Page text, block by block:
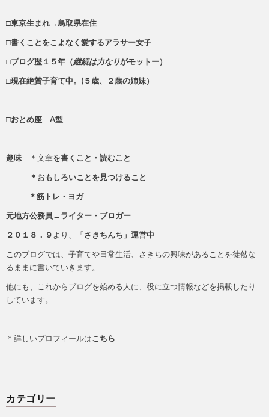
□東京生まれ→鳥取県在住
□書くことをこよなく愛するアラサー女子
□ブログ歴１５年（継続は力なりがモットー）
□現在絶賛子育て中。(５歳、２歳の姉妹）
□おとめ座 A型
趣味 ＊文章を書くこと・読むこと
＊おもしろいことを見つけること
＊筋トレ・ヨガ
元地方公務員→ライター・ブロガー
２０１８．９より、「さきちんち」運営中
このブログでは、子育てや日常生活、さきちの興味があることを徒然な
るままに書いていきます。
他にも、これからブログを始める人に、役に立つ情報などを掲載したり
しています。
＊詳しいプロフィールはこちら
カテゴリー